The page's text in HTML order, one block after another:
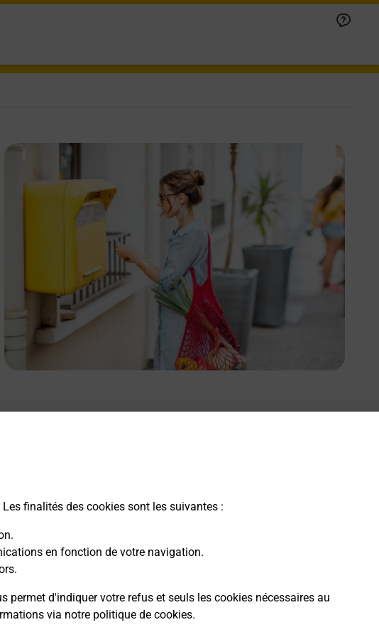
finalités des cookies sont les suivantes :
en fonction de votre navigation.
permet d'indiquer votre refus et seuls les cookies nécessaires au
via notre politique de cookies.